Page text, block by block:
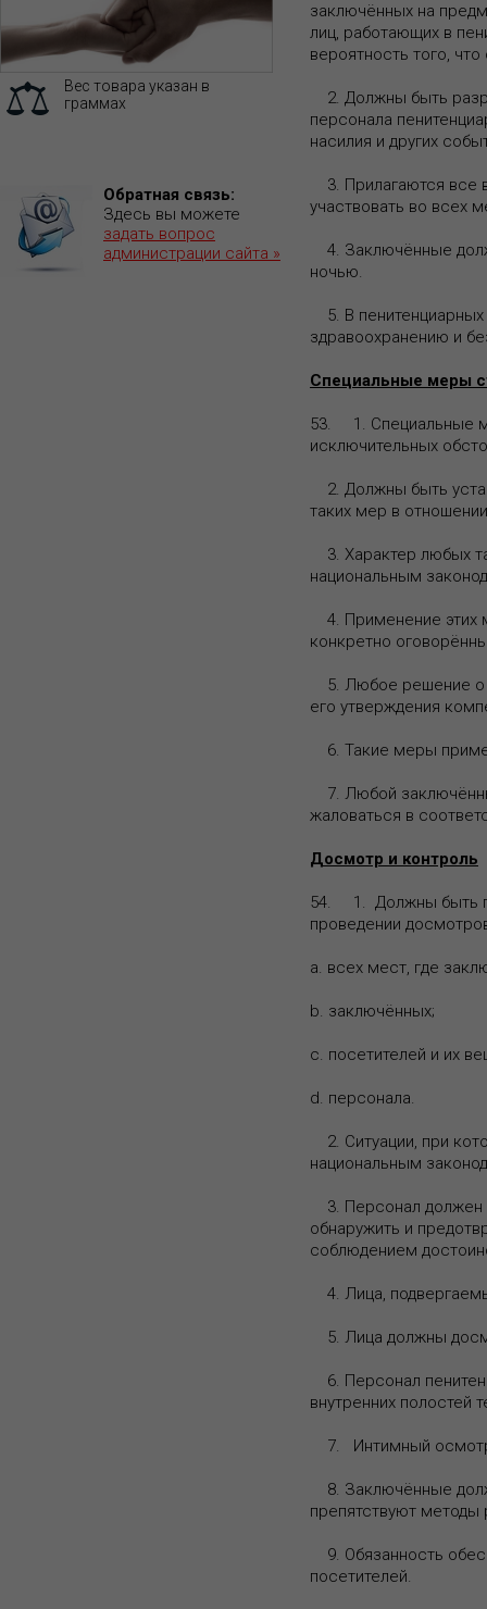
Вес товара указан в
граммах
Обратная связь:
Здесь вы можете
задать вопрос
администрации сайта »
заключённых на
лиц, работающих в
вероятность того,
2. Должны быть
персонала
насилия и других
3. Прилагаются все
участвовать во всех
4. Заключённые
ночью.
5. В
здравоохранению и
Специальные меры
53. 1. Специальные
исключительных
2. Должны быть
таких мер в
3. Характер любых
национальным
4. Применение этих
конкретно
5. Любое решение о
его утверждения
6. Такие меры
7. Любой
жаловаться в
Досмотр и контроль
54. 1. Должны быть
проведении
a. всех мест, где
b. заключённых;
c. посетителей и их
d. персонала.
2. Ситуации, при
национальным
3. Персонал должен
обнаружить и
соблюдением
4. Лица,
5. Лица должны
6. Персонал
внутренних полостей
7. Интимный
8. Заключённые
препятствуют методы
9. Обязанность
посетителей.